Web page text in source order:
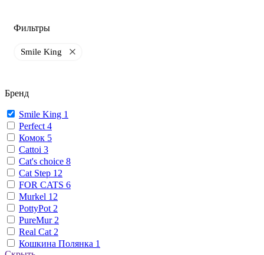
Фильтры
Smile King
Бренд
Smile King 1
Perfect 4
Комок 5
Cattoi 3
Cat's choice 8
Cat Step 12
FOR CATS 6
Murkel 12
PottyPot 2
PureMur 2
Real Cat 2
Кошкина Полянка 1